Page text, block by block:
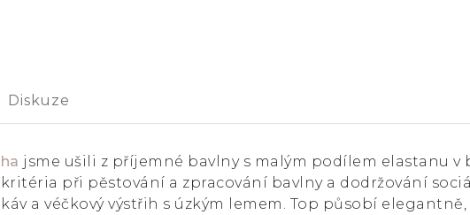
Diskuze
jsme ušili z příjemné bavlny s malým podílem elastanu v
při pěstování a zpracování bavlny a dodržování
a véčkový výstřih s úzkým lemem. Top působí